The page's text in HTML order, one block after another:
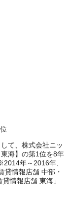
て、株式会社ニッ
海】の第1位を8年
年～2016年、
貸情報店舗 中部・
情報店舗 東海」